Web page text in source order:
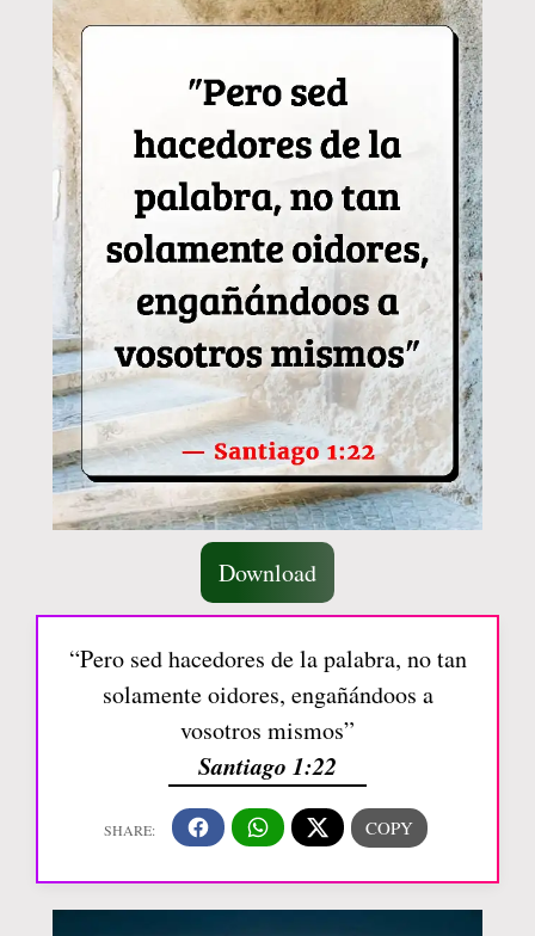
Download
“Pero sed hacedores de la palabra, no tan
solamente oidores, engañándoos a
vosotros mismos”
Santiago 1:22